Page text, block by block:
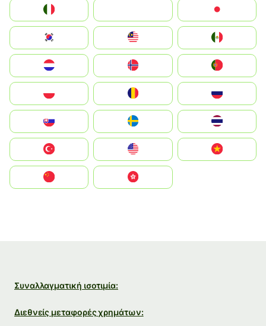
South Korea
United States
中國香港特別行政區
Συναλλαγματική ισοτιμία:
Διεθνείς μεταφορές χρημάτων: